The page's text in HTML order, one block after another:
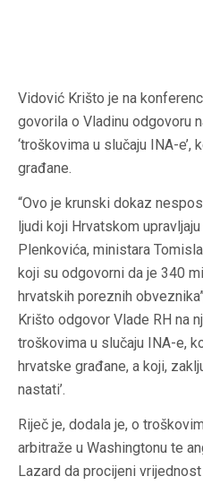
Vidović Krišto je na
govorila o Vladinu odgovoru
‘troškovima u slučaju INA-
građane.
“Ovo je krunski dokaz
ljudi koji Hrvatskom
Plenkovića, ministara
koji su odgovorni da je 340
hrvatskih poreznih
Krišto odgovor Vlade RH na
troškovima u slučaju INA-e,
hrvatske građane, a koji,
nastati’.
Riječ je, dodala je, o
arbitraže u Washingtonu te
Lazard da procijeni